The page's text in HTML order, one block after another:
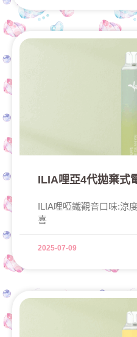
ILIA哩亞4代拋棄式
ILIA哩啞鐵觀音口味:涼
喜
2025-07-09